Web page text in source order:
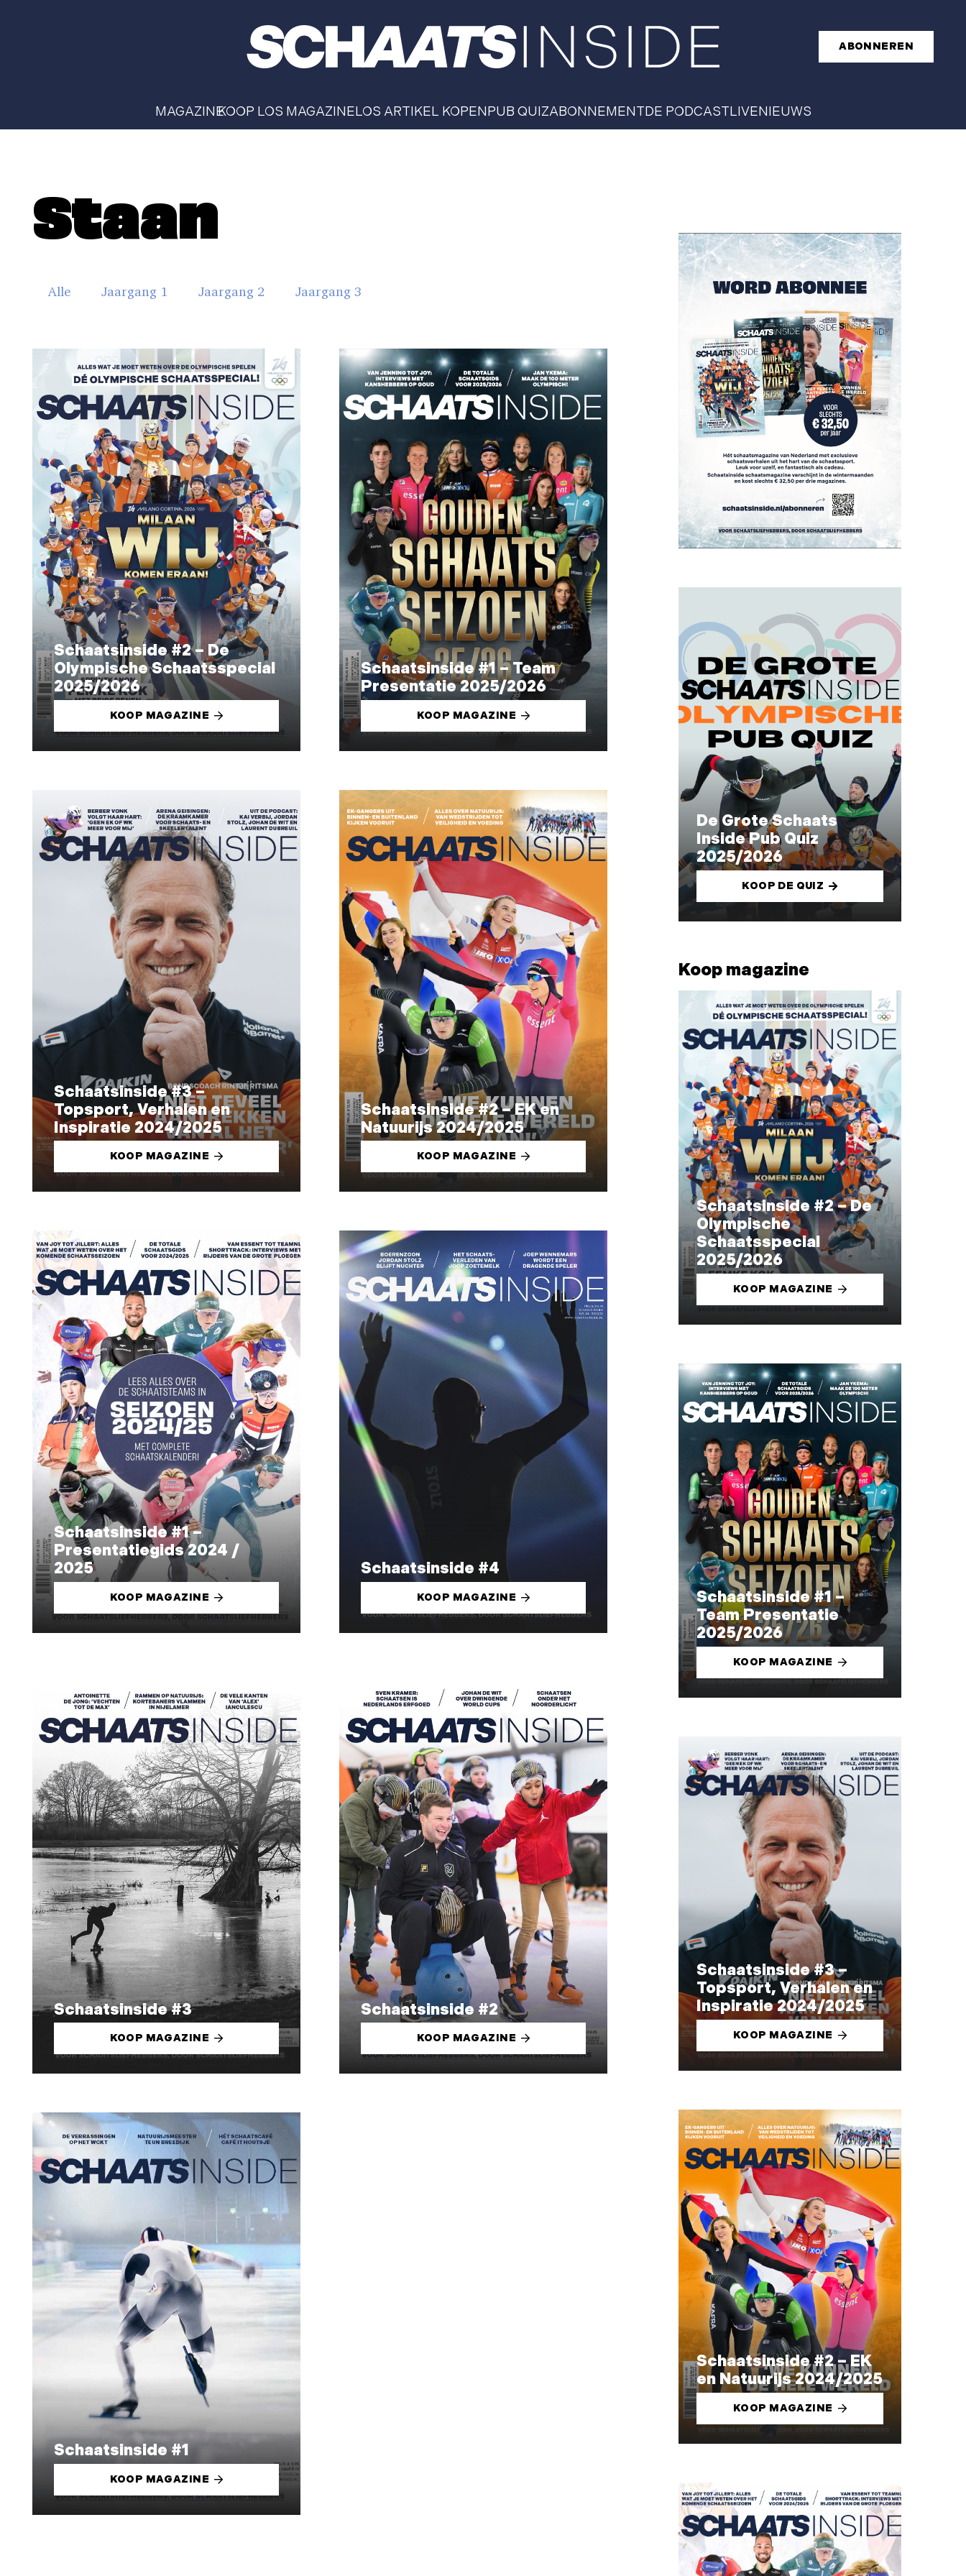
ABONNEREN
MAGAZINEKOOP LOS MAGAZINELOS ARTIKEL KOPENPUB QUIZABONNEMENTDE PODCASTLIVENIEUWS
Staan
Alle Jaargang 1 Jaargang 2 Jaargang 3
Schaatsinside #2 – De
Olympische Schaatsspecial
2025/2026
KOOP MAGAZINE
Schaatsinside #1 – Team
Presentatie 2025/2026
KOOP MAGAZINE
Schaatsinside #3 –
Topsport, Verhalen en
Inspiratie 2024/2025
KOOP MAGAZINE
Schaatsinside #2 – EK en
Natuurijs 2024/2025
KOOP MAGAZINE
Schaatsinside #1 –
Presentatiegids 2024 /
2025
KOOP MAGAZINE
Schaatsinside #4
KOOP MAGAZINE
Schaatsinside #3
KOOP MAGAZINE
Schaatsinside #2
KOOP MAGAZINE
Schaatsinside #1
KOOP MAGAZINE
De Grote Schaats
Inside Pub Quiz
2025/2026
KOOP DE QUIZ
Koop magazine
Schaatsinside #2 – De
Olympische
Schaatsspecial
2025/2026
KOOP MAGAZINE
Schaatsinside #1 –
Team Presentatie
2025/2026
KOOP MAGAZINE
Schaatsinside #3 –
Topsport, Verhalen en
Inspiratie 2024/2025
KOOP MAGAZINE
Schaatsinside #2 – EK
en Natuurijs 2024/2025
KOOP MAGAZINE